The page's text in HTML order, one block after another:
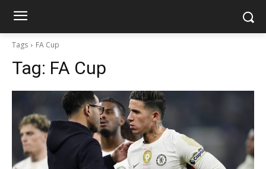
Tags FA Cup
Tag: FA Cup